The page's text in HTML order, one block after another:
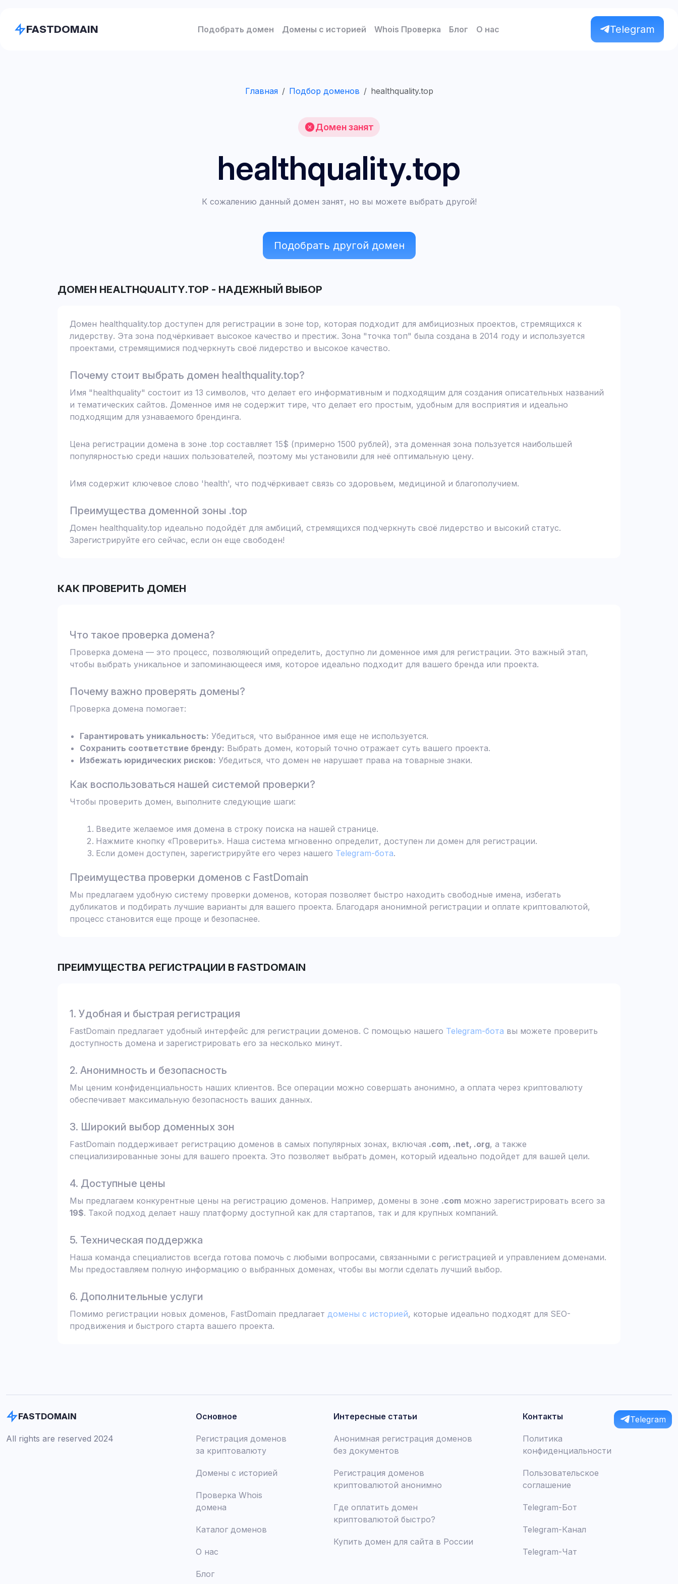
FASTDOMAIN Подобрать домен Домены с историей Whois Проверка Блог О нас Telegram
Главная Подбор доменов healthquality.top
Домен занят
healthquality.top
К сожалению данный домен занят, но вы можете выбрать другой!
Подобрать другой домен
ДОМЕН HEALTHQUALITY.TOP - НАДЕЖНЫЙ ВЫБОР
Домен healthquality.top доступен для регистрации в зоне top, которая подходит для амбициозных проектов, стремящихся к
лидерству. Эта зона подчёркивает высокое качество и престиж. Зона "точка топ" была создана в 2014 году и используется
проектами, стремящимися подчеркнуть своё лидерство и высокое качество.
Почему стоит выбрать домен healthquality.top?
Имя "healthquality" состоит из 13 символов, что делает его информативным и подходящим для создания описательных названий
и тематических сайтов. Доменное имя не содержит тире, что делает его простым, удобным для восприятия и идеально
подходящим для узнаваемого брендинга.
Цена регистрации домена в зоне .top составляет 15$ (примерно 1500 рублей), эта доменная зона пользуется наибольшей
популярностью среди наших пользователей, поэтому мы установили для неё оптимальную цену.
Имя содержит ключевое слово 'health', что подчёркивает связь со здоровьем, медициной и благополучием.
Преимущества доменной зоны .top
Домен healthquality.top идеально подойдёт для амбиций, стремящихся подчеркнуть своё лидерство и высокий статус.
Зарегистрируйте его сейчас, если он еще свободен!
КАК ПРОВЕРИТЬ ДОМЕН
Что такое проверка домена?
Проверка домена — это процесс, позволяющий определить, доступно ли доменное имя для регистрации. Это важный этап,
чтобы выбрать уникальное и запоминающееся имя, которое идеально подходит для вашего бренда или проекта.
Почему важно проверять домены?
Проверка домена помогает:
Гарантировать уникальность: Убедиться, что выбранное имя еще не используется.
Сохранить соответствие бренду: Выбрать домен, который точно отражает суть вашего проекта.
Избежать юридических рисков: Убедиться, что домен не нарушает права на товарные знаки.
Как воспользоваться нашей системой проверки?
Чтобы проверить домен, выполните следующие шаги:
Введите желаемое имя домена в строку поиска на нашей странице.
Нажмите кнопку «Проверить». Наша система мгновенно определит, доступен ли домен для регистрации.
Если домен доступен, зарегистрируйте его через нашего Telegram-бота.
Преимущества проверки доменов с FastDomain
Мы предлагаем удобную систему проверки доменов, которая позволяет быстро находить свободные имена, избегать
дубликатов и подбирать лучшие варианты для вашего проекта. Благодаря анонимной регистрации и оплате криптовалютой,
процесс становится еще проще и безопаснее.
ПРЕИМУЩЕСТВА РЕГИСТРАЦИИ В FASTDOMAIN
1. Удобная и быстрая регистрация
FastDomain предлагает удобный интерфейс для регистрации доменов. С помощью нашего Telegram-бота вы можете проверить
доступность домена и зарегистрировать его за несколько минут.
2. Анонимность и безопасность
Мы ценим конфиденциальность наших клиентов. Все операции можно совершать анонимно, а оплата через криптовалюту
обеспечивает максимальную безопасность ваших данных.
3. Широкий выбор доменных зон
FastDomain поддерживает регистрацию доменов в самых популярных зонах, включая .com, .net, .org, а также
специализированные зоны для вашего проекта. Это позволяет выбрать домен, который идеально подойдет для вашей цели.
4. Доступные цены
Мы предлагаем конкурентные цены на регистрацию доменов. Например, домены в зоне .com можно зарегистрировать всего за
19$. Такой подход делает нашу платформу доступной как для стартапов, так и для крупных компаний.
5. Техническая поддержка
Наша команда специалистов всегда готова помочь с любыми вопросами, связанными с регистрацией и управлением доменами.
Мы предоставляем полную информацию о выбранных доменах, чтобы вы могли сделать лучший выбор.
6. Дополнительные услуги
Помимо регистрации новых доменов, FastDomain предлагает домены с историей, которые идеально подходят для SEO-
продвижения и быстрого старта вашего проекта.
FASTDOMAIN
All rights are reserved 2024
Основное
Регистрация доменов
за криптовалюту
Домены с историей
Проверка Whois
домена
Каталог доменов
О нас
Блог
Интересные статьи
Анонимная регистрация доменов
без документов
Регистрация доменов
криптовалютой анонимно
Где оплатить домен
криптовалютой быстро?
Купить домен для сайта в России
Контакты
Политика
конфиденциальности
Пользовательское
соглашение
Telegram-Бот
Telegram-Канал
Telegram-Чат
Telegram